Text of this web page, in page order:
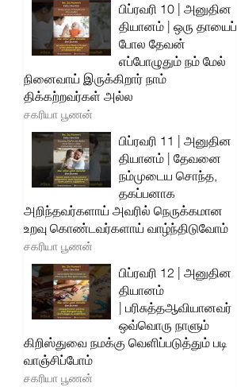
பிப்ரவரி 10 | அனுதின
தியானம் | ஒரு தாயைப்
போல தேவன்
எப்போழுதும் நம் மேல்
நினைவாய் இருக்கிறார் நாம்
திக்கற்றவர்கள் அல்ல
சகரியா பூணன்
பிப்ரவரி 11 | அனுதின
தியானம் | தேவனை
நம்முடைய சொந்த,
தகப்பனாக
அறிந்தவர்களாய் அவரில் நெருக்கமான
உறவு கொண்டவர்களாய் வாழ்ந்திடுவோம்
சகரியா பூணன்
பிப்ரவரி 12 | அனுதின
தியானம்
| பரிசுத்தஆவியானவர்
ஒவ்வொரு நாளும்
கிறிஸ்துவை நமக்கு வெளிப்படுத்தும் படி
வாஞ்சிப்போம்
சகரியா பூணன்